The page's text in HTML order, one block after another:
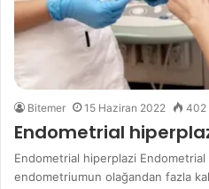
Bitemer 15 Haziran 2022 402
Endometrial
Endometrial hiperplazi Endometrial
endometriumun olağandan fazla